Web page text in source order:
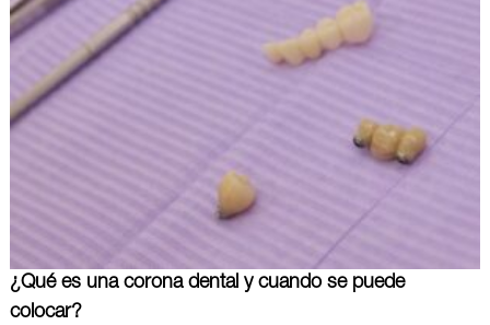
¿Qué es una corona dental y cuando se puede
colocar?